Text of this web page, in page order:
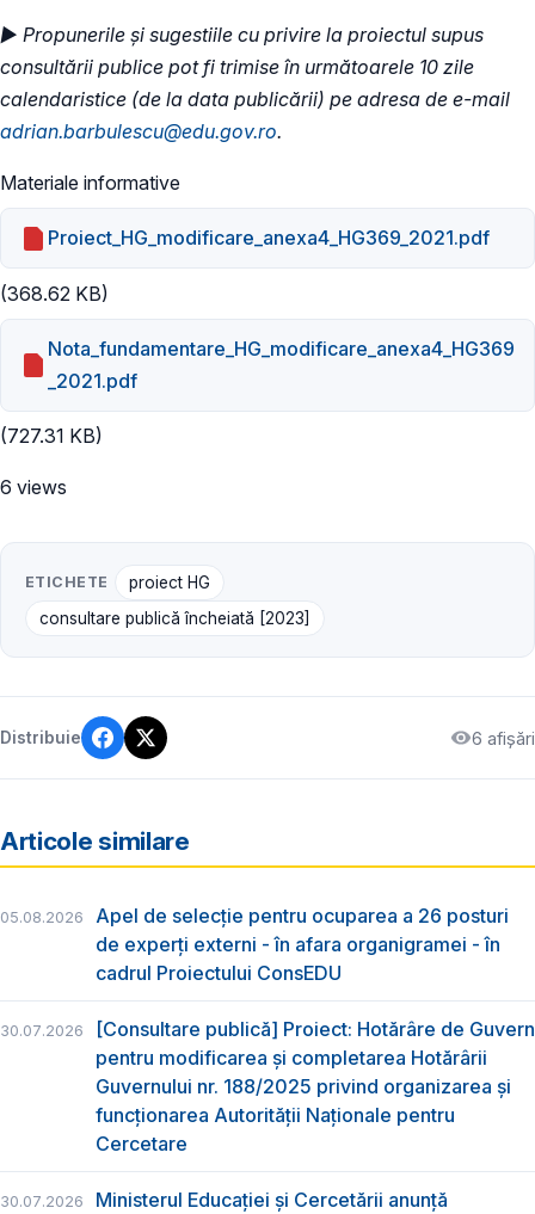
► Propunerile și sugestiile cu privire la proiectul supus
consultării publice pot fi trimise în următoarele 10 zile
calendaristice (de la data publicării) pe adresa de e-mail
adrian.barbulescu@edu.gov.ro.
Materiale informative
Proiect_HG_modificare_anexa4_HG369_2021.pdf
(368.62 KB)
Nota_fundamentare_HG_modificare_anexa4_HG369
_2021.pdf
(727.31 KB)
6 views
ETICHETE
proiect HG
consultare publică încheiată [2023]
Distribuie 6 afișări
Articole similare
05.08.2026
Apel de selecție pentru ocuparea a 26 posturi
de experți externi - în afara organigramei - în
cadrul Proiectului ConsEDU
30.07.2026
[Consultare publică] Proiect: Hotărâre de Guvern
pentru modificarea și completarea Hotărârii
Guvernului nr. 188/2025 privind organizarea şi
funcţionarea Autorităţii Naţionale pentru
Cercetare
30.07.2026
Ministerul Educației și Cercetării anunță